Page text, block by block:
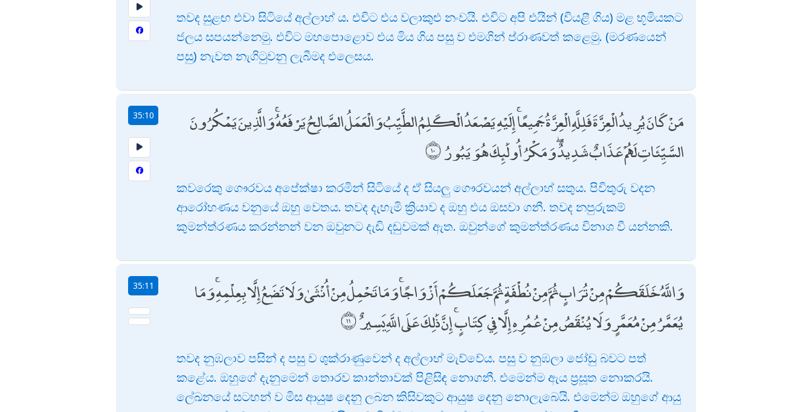
තවද සුළඟ එවා සිටියේ අල්ලාහ් ය. එවිට එය වලාකුළු නංවයි. එවිට අපි එයින් (වියළී ගිය) මළ භූමියකට
ජලය සපයන්නෙමු. එවිට මහපොළොව එය මිය ගිය පසු ව එමගින් ප්රාණවත් කළෙමු. (මරණයෙන්
පසු) නැවත නැගිටුවනු ලැබීමද එලෙසය.
35:10
مَنْ كَانَ يُرِيدُ الْعِزَّةَ فَلِلَّهِ الْعِزَّةُ جَمِيعًا ۚ إِلَيْهِ يَصْعَدُ الْكَلِمُ الطَّيِّبُ وَالْعَمَلُ الصَّالِحُ يَرْفَعُهُ ۚ وَالَّذِينَ يَمْكُرُونَ
السَّيِّئَاتِ لَهُمْ عَذَابٌ شَدِيدٌ ۖ وَمَكْرُ أُولَٰئِكَ هُوَ يَبُورُ
කවරෙකු ගෞරවය අපේක්ෂා කරමින් සිටියේ ද ඒ සියලු ගෞරවයන් අල්ලාහ් සතුය. පිවිතුරු වදන
ආරෝහණය වනුයේ ඔහු වෙතය. තවද දැහැමි ක්‍රියාව ද ඔහු එය ඔසවා ගනී. තවද නපුරුකම්
කුමන්ත්රණය කරන්නන් වන ඔවුනට දැඩි දඬුවමක් ඇත. ඔවුන්ගේ කුමන්ත්රණය විනාශ වී යන්නකි.
35:11
وَاللَّهُ خَلَقَكُمْ مِنْ تُرَابٍ ثُمَّ مِنْ نُطْفَةٍ ثُمَّ جَعَلَكُمْ أَزْوَاجًا ۚ وَمَا تَحْمِلُ مِنْ أُنْثَىٰ وَلَا تَضَعُ إِلَّا بِعِلْمِهِ ۚ وَمَا
يُعَمَّرُ مِنْ مُعَمَّرٍ وَلَا يُنْقَصُ مِنْ عُمُرِهِ إِلَّا فِي كِتَابٍ ۚ إِنَّ ذَٰلِكَ عَلَى اللَّهِ يَسِيرٌ
තවද නුඹලාව පසින් ද පසු ව ශුක්රාණුවෙන් ද අල්ලාහ් මැව්වේය. පසු ව නුඹලා ජෝඩු බවට පත්
කළේය. ඔහුගේ දැනුමෙන් තොරව කාන්තාවක් පිළිසිඳ නොගනී. එමෙන්ම ඇය ප්‍රසූත නොකරයි.
ලේඛනයේ සටහන් ව මිස ආයුෂ දෙනු ලබන කිසිවකුට ආයුෂ දෙනු නොලැබෙයි. එමෙන්ම ඔහුගේ ආයු